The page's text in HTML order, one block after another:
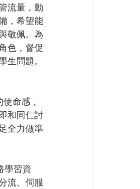
流量，動
，希望能
敬佩。為
色，督促
問題。
和同仁討
全力做準
學習資
流、伺服